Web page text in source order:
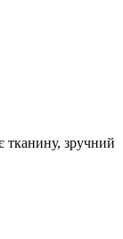
тканину, зручний